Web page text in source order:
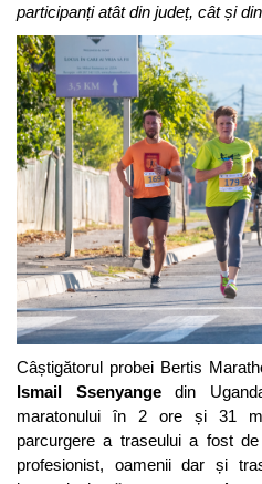
participanți atât din județ, cât și
Câștigătorul probei Bertis
Ismail Ssenyangedin
maratonului în 2 ore și 31
parcurgere a traseului a fost
profesionist, oamenii dar și